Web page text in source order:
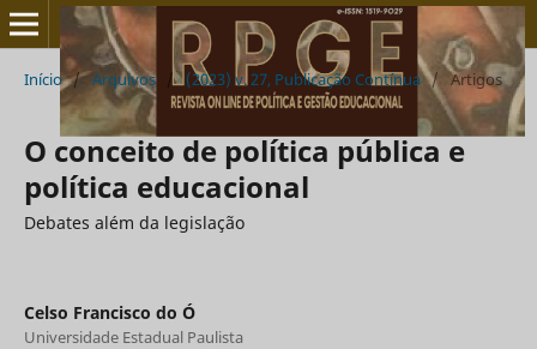
Início / Arquivos / (2023) v. 27, Publicação Contínua / Artigos
O conceito de política pública e
política educacional
Debates além da legislação
Celso Francisco do Ó
Universidade Estadual Paulista